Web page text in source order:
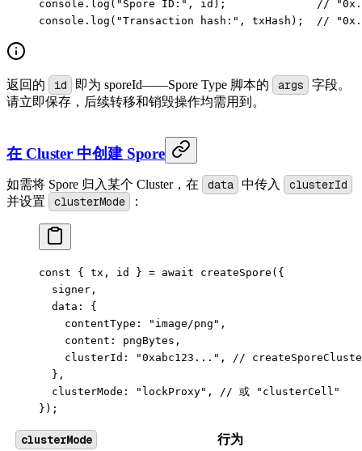
console. log ( "Spore ID:" , id);
//
console. log ( "Transaction hash:" , txHash); //
返回的 id 即为 sporeId——Spore Type 脚本的 args
字段。
请立即保存，后续转移和销毁操作均需用到。
在 Cluster 中创建 Spore
如需将 Spore 归入某个 Cluster，在 data 中传入 clusterId
并设置 clusterMode ：
const { tx , id } = await createSpore ({
  signer,
  data: {
    contentType:
"image/png" ,
    content: pngBytes,
    clusterId:
"0xabc123..." ,
//
  },
  clusterMode:
"lockProxy" ,
// 或 "clusterCell"
});
clusterMode 行为